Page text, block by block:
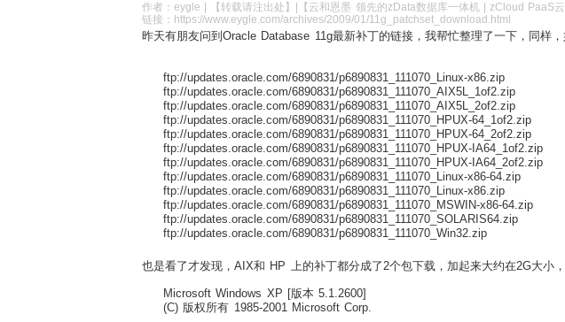
作者： eygle 【转载请注出处 】|【 云和恩墨 领先的zData数据库一体机|zCloud PaaS
链接： https://www.eygle.com/archives/2009/01/11g_patchset_download.html
昨天有朋友问到Oracle Database 11g最新补丁的链接，我帮忙整理了一下，同样
ftp://updates.oracle.com/6890831/p6890831_111070_Linux-x86.zip
ftp://updates.oracle.com/6890831/p6890831_111070_AIX5L_1of2.zip
ftp://updates.oracle.com/6890831/p6890831_111070_AIX5L_2of2.zip
ftp://updates.oracle.com/6890831/p6890831_111070_HPUX-64_1of2.zip
ftp://updates.oracle.com/6890831/p6890831_111070_HPUX-64_2of2.zip
ftp://updates.oracle.com/6890831/p6890831_111070_HPUX-IA64_1of2.zip
ftp://updates.oracle.com/6890831/p6890831_111070_HPUX-IA64_2of2.zip
ftp://updates.oracle.com/6890831/p6890831_111070_Linux-x86-64.zip
ftp://updates.oracle.com/6890831/p6890831_111070_Linux-x86.zip
ftp://updates.oracle.com/6890831/p6890831_111070_MSWIN-x86-64.zip
ftp://updates.oracle.com/6890831/p6890831_111070_SOLARIS64.zip
ftp://updates.oracle.com/6890831/p6890831_111070_Win32.zip
也是看了才发现，AIX和 HP 上的补丁都分成了2个包下载，加起来大约在2G大小
Microsoft Windows XP [版本 5.1.2600]
(C) 版权所有 1985-2001 Microsoft Corp.